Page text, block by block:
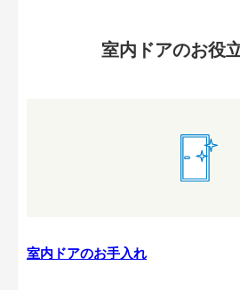
室内ドアのお役
室内ドアのお手入れ